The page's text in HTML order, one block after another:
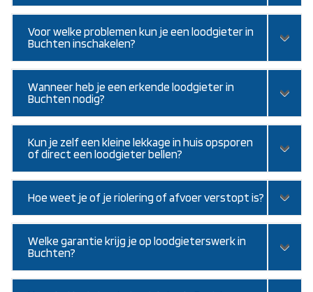
Voor welke problemen kun je een loodgieter in
Buchten inschakelen?
Wanneer heb je een erkende loodgieter in
Buchten nodig?
Kun je zelf een kleine lekkage in huis opsporen
of direct een loodgieter bellen?
Hoe weet je of je riolering of afvoer verstopt is?
Welke garantie krijg je op loodgieterswerk in
Buchten?